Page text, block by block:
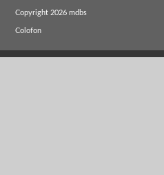
Copyright 2026 mdbs
Colofon